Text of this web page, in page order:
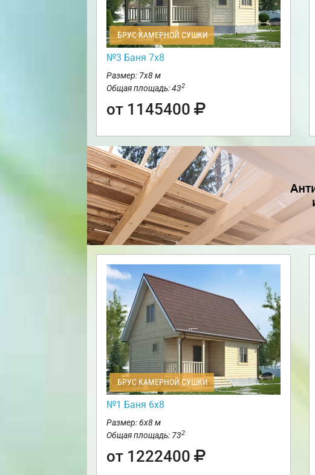
БРУС КАМЕРНОЙ СУШКИ
№3 Баня 7х8
Размер: 7х8 м
Общая площадь: 432
от 1145400
БРУС КАМЕРНОЙ СУШКИ
№1 Баня 6х8
Размер: 6х8 м
Общая площадь: 732
от 1222400